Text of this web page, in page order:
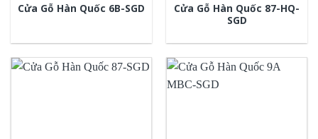
Cửa Gỗ Hàn Quốc 6B-SGD
Cửa Gỗ Hàn Quốc 87-HQ-
SGD